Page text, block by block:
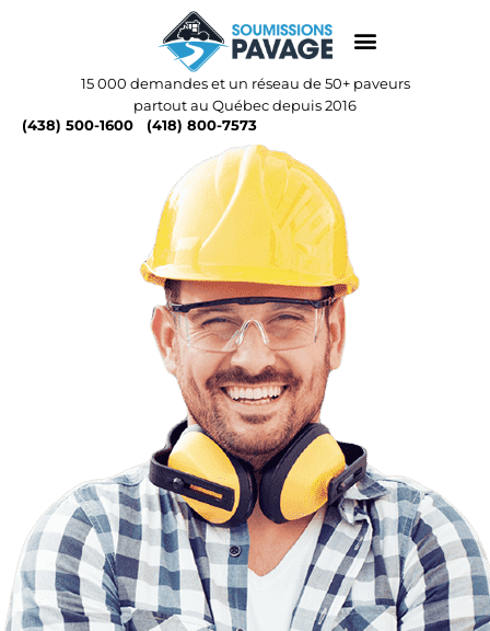
15 000 demandes et un réseau de 50+ paveurs
partout au Québec depuis 2016
(438) 500-1600
(418) 800-7573